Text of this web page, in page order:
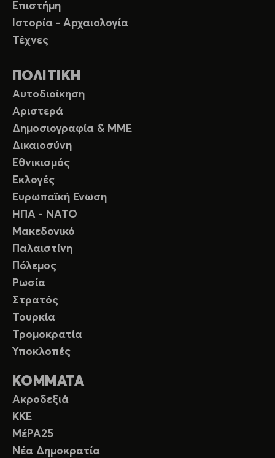
Επιστήμη
Ιστορία - Αρχαιολογία
Τέχνες
ΠΟΛΙΤΙΚΗ
Αυτοδιοίκηση
Αριστερά
Δημοσιογραφία & ΜΜΕ
Δικαιοσύνη
Εθνικισμός
Εκλογές
Ευρωπαϊκή Ενωση
ΗΠΑ - ΝΑΤΟ
Μακεδονικό
Παλαιστίνη
Πόλεμος
Ρωσία
Στρατός
Τουρκία
Τρομοκρατία
Υποκλοπές
ΚΟΜΜΑΤΑ
Ακροδεξιά
ΚΚΕ
ΜέΡΑ25
Νέα Δημοκρατία